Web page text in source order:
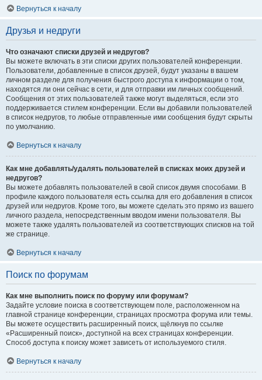
Вернуться к началу
Друзья и недруги
Что означают списки друзей и недругов?
Вы можете включать в эти списки других пользователей конференции.
Пользователи, добавленные в список друзей, будут указаны в вашем
личном разделе для получения быстрого доступа к информации о том,
находятся ли они сейчас в сети, и для отправки им личных сообщений.
Сообщения от этих пользователей также могут выделяться, если это
поддерживается стилем конференции. Если вы добавили пользователей
в список недругов, то любые отправленные ими сообщения будут скрыты
по умолчанию.
Вернуться к началу
Как мне добавлять/удалять пользователей в списках моих друзей и
недругов?
Вы можете добавлять пользователей в свой список двумя способами. В
профиле каждого пользователя есть ссылка для его добавления в список
друзей или недругов. Кроме того, вы можете сделать это прямо из вашего
личного раздела, непосредственным вводом имени пользователя. Вы
можете также удалять пользователей из соответствующих списков на той
же странице.
Вернуться к началу
Поиск по форумам
Как мне выполнить поиск по форуму или форумам?
Задайте условие поиска в соответствующем поле, расположенном на
главной странице конференции, страницах просмотра форума или темы.
Вы можете осуществить расширенный поиск, щёлкнув по ссылке
«Расширенный поиск», доступной на всех страницах конференции.
Способ доступа к поиску может зависеть от используемого стиля.
Вернуться к началу